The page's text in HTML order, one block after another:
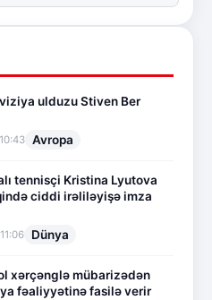
ulduzu Stiven Ber
Avropa
tennisçi Kristina Lyutova
ciddi irəliləyişə imza
Dünya
xərçənglə mübarizədən
fəaliyyətinə fasilə verir